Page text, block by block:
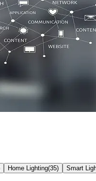
Home Lighting(35) Smart